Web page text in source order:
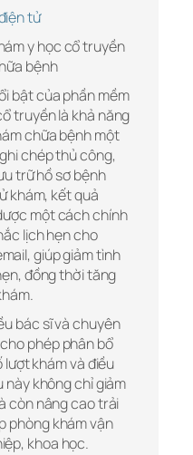
tử
y học cổ truyền
bệnh
bật của phần mềm
truyền là khả năng
chữa bệnh một
chép thủ công,
trữ hồ sơ bệnh
khám, kết quả
một cách chính
lịch hẹn cho
giúp giảm tình
đồng thời tăng
bác sĩ và chuyên
phép phân bổ
lượt khám và điều
này không chỉ giảm
còn nâng cao trải
phòng khám vận
khoa học.